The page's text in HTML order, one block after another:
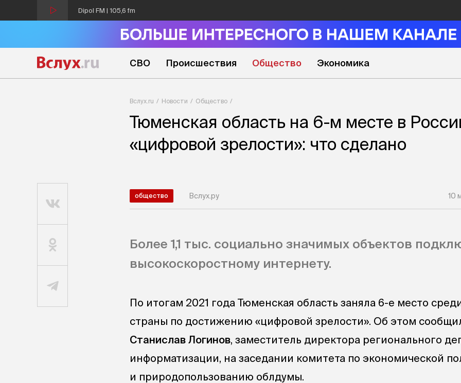
Dipol FM | 105,6 fm
СВО Происшествия Общество Экономика
Вслух.ru Новости Общество
Тюменская область на 6-м месте в
«цифровой зрелости»: что сделано
общество Вслух.ру 10
Более 1,1 тыс. социально значимых объектов
высокоскоростному интернету.
По итогам 2021 года Тюменская область заняла 6-е место
страны по достижению «цифровой зрелости». Об этом
Станислав Логинов, заместитель директора регионального
информатизации, на заседании комитета по экономической
и природопользованию облдумы.